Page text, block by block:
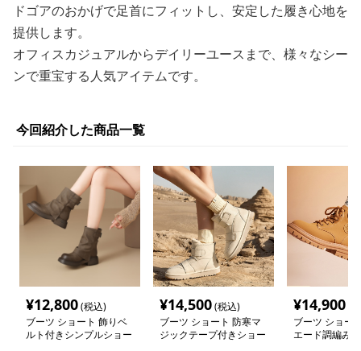
ドゴアのおかげで足首にフィットし、安定した履き心地を
提供します。
オフィスカジュアルからデイリーユースまで、様々なシー
ンで重宝する人気アイテムです。
今回紹介した商品一覧
¥12,800(税込)
ブーツ ショート 飾りベ
ルト付きシンプルショー
¥14,500(税込)
ブーツ ショート 防寒マ
ジックテープ付きショー
¥14,900
ブーツ ショー
エード調編み